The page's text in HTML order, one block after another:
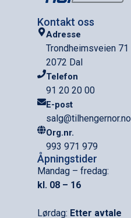
Kontakt oss
Adresse
Trondheimsveien 71
2072 Dal
Telefon
91 20 20 00
E-post
salg@tilhengernor.no
Org.nr.
993 971 979
Åpningstider
Mandag – fredag:
kl. 08 – 16
Lørdag: Etter avtale